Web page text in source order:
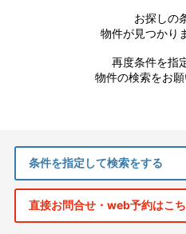
お探しの
物件が見つかり
再度条件を指
物件の検索をお願
条件を指定して検索をする
直接お問合せ・web予約はこ